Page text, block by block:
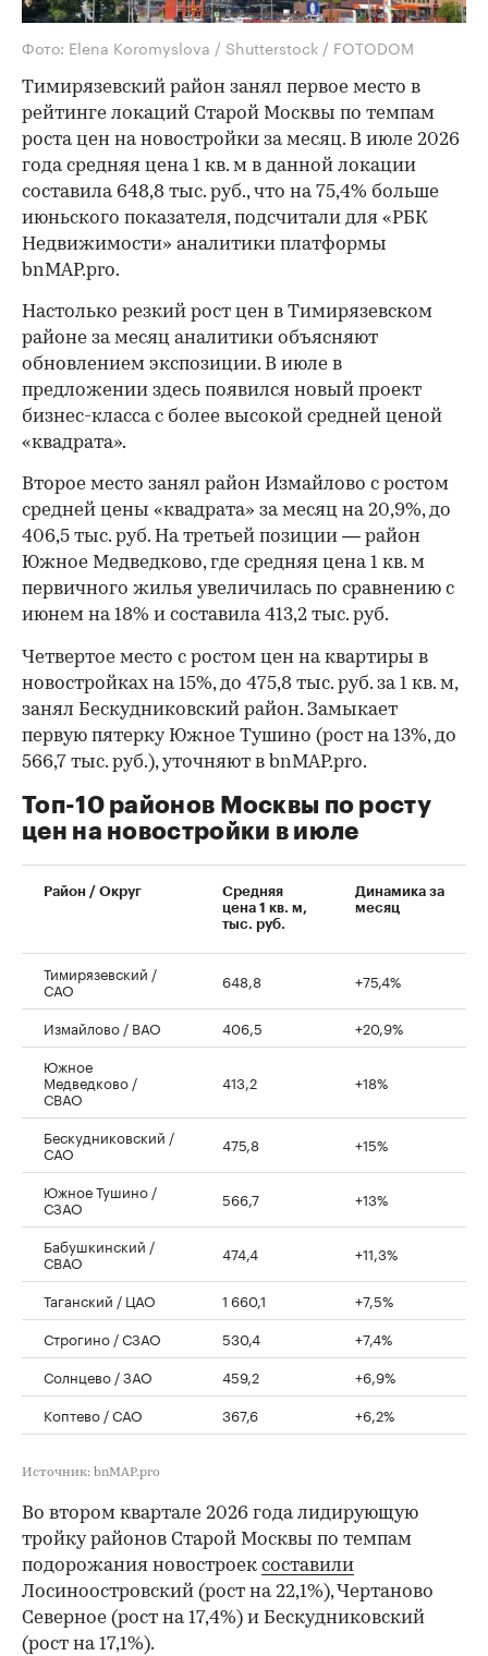
Фото: Elena Koromyslova / Shutterstock / FOTODOM
Тимирязевский район занял первое место в
рейтинге локаций Старой Москвы по темпам
роста цен на новостройки за месяц. В июле 2026
года средняя цена 1 кв. м в данной локации
составила 648,8 тыс. руб., что на 75,4% больше
июньского показателя, подсчитали для «РБК
Недвижимости» аналитики платформы
bnMAP.pro.
Настолько резкий рост цен в Тимирязевском
районе за месяц аналитики объясняют
обновлением экспозиции. В июле в
предложении здесь появился новый проект
бизнес-класса с более высокой средней ценой
«квадрата».
Второе место занял район Измайлово с ростом
средней цены «квадрата» за месяц на 20,9%, до
406,5 тыс. руб. На третьей позиции — район
Южное Медведково, где средняя цена 1 кв. м
первичного жилья увеличилась по сравнению с
июнем на 18% и составила 413,2 тыс. руб.
00:00 / 00:00
Четвертое место с ростом цен на квартиры в
новостройках на 15%, до 475,8 тыс. руб. за 1 кв. м,
занял Бескудниковский район. Замыкает
первую пятерку Южное Тушино (рост на 13%, до
566,7 тыс. руб.), уточняют в bnMAP.pro.
Топ-10 районов Москвы по росту
цен на новостройки в июле
Район / Округ
Средняя
цена 1 кв. м,
тыс. руб.
Динамика за
месяц
Тимирязевский /
САО 648,8 +75,4%
Измайлово / ВАО 406,5
+20,9%
Южное
Медведково /
СВАО
413,2 +18%
Бескудниковский /
САО 475,8 +15%
Южное Тушино /
СЗАО 566,7 +13%
Бабушкинский /
СВАО 474,4 +11,3%
Таганский / ЦАО 1 660,1
+7,5%
Строгино / СЗАО
530,4
+7,4%
Солнцево / ЗАО
459,2
+6,9%
Коптево / САО
367,6 +6,2%
Источник: bnMAP.pro
Во втором квартале 2026 года лидирующую
тройку районов Старой Москвы по темпам
подорожания новостроек составили
Лосиноостровский (рост на 22,1%), Чертаново
Северное (рост на 17,4%) и Бескудниковский
(рост на 17,1%).